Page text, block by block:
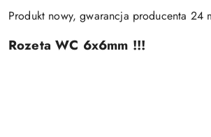
Produkt nowy, gwarancja producenta 24
Rozeta WC 6x6mm !!!